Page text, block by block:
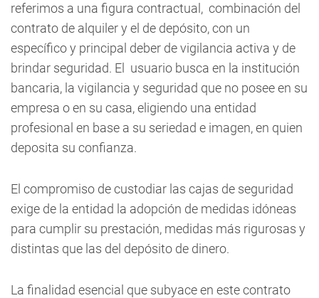
referimos a una figura contractual, combinación del
contrato de alquiler y el de depósito, con un
específico y principal deber de vigilancia activa y de
brindar seguridad. El usuario busca en la institución
bancaria, la vigilancia y seguridad que no posee en su
empresa o en su casa, eligiendo una entidad
profesional en base a su seriedad e imagen, en quien
deposita su confianza.
El compromiso de custodiar las cajas de seguridad
exige de la entidad la adopción de medidas idóneas
para cumplir su prestación, medidas más rigurosas y
distintas que las del depósito de dinero.
La finalidad esencial que subyace en este contrato